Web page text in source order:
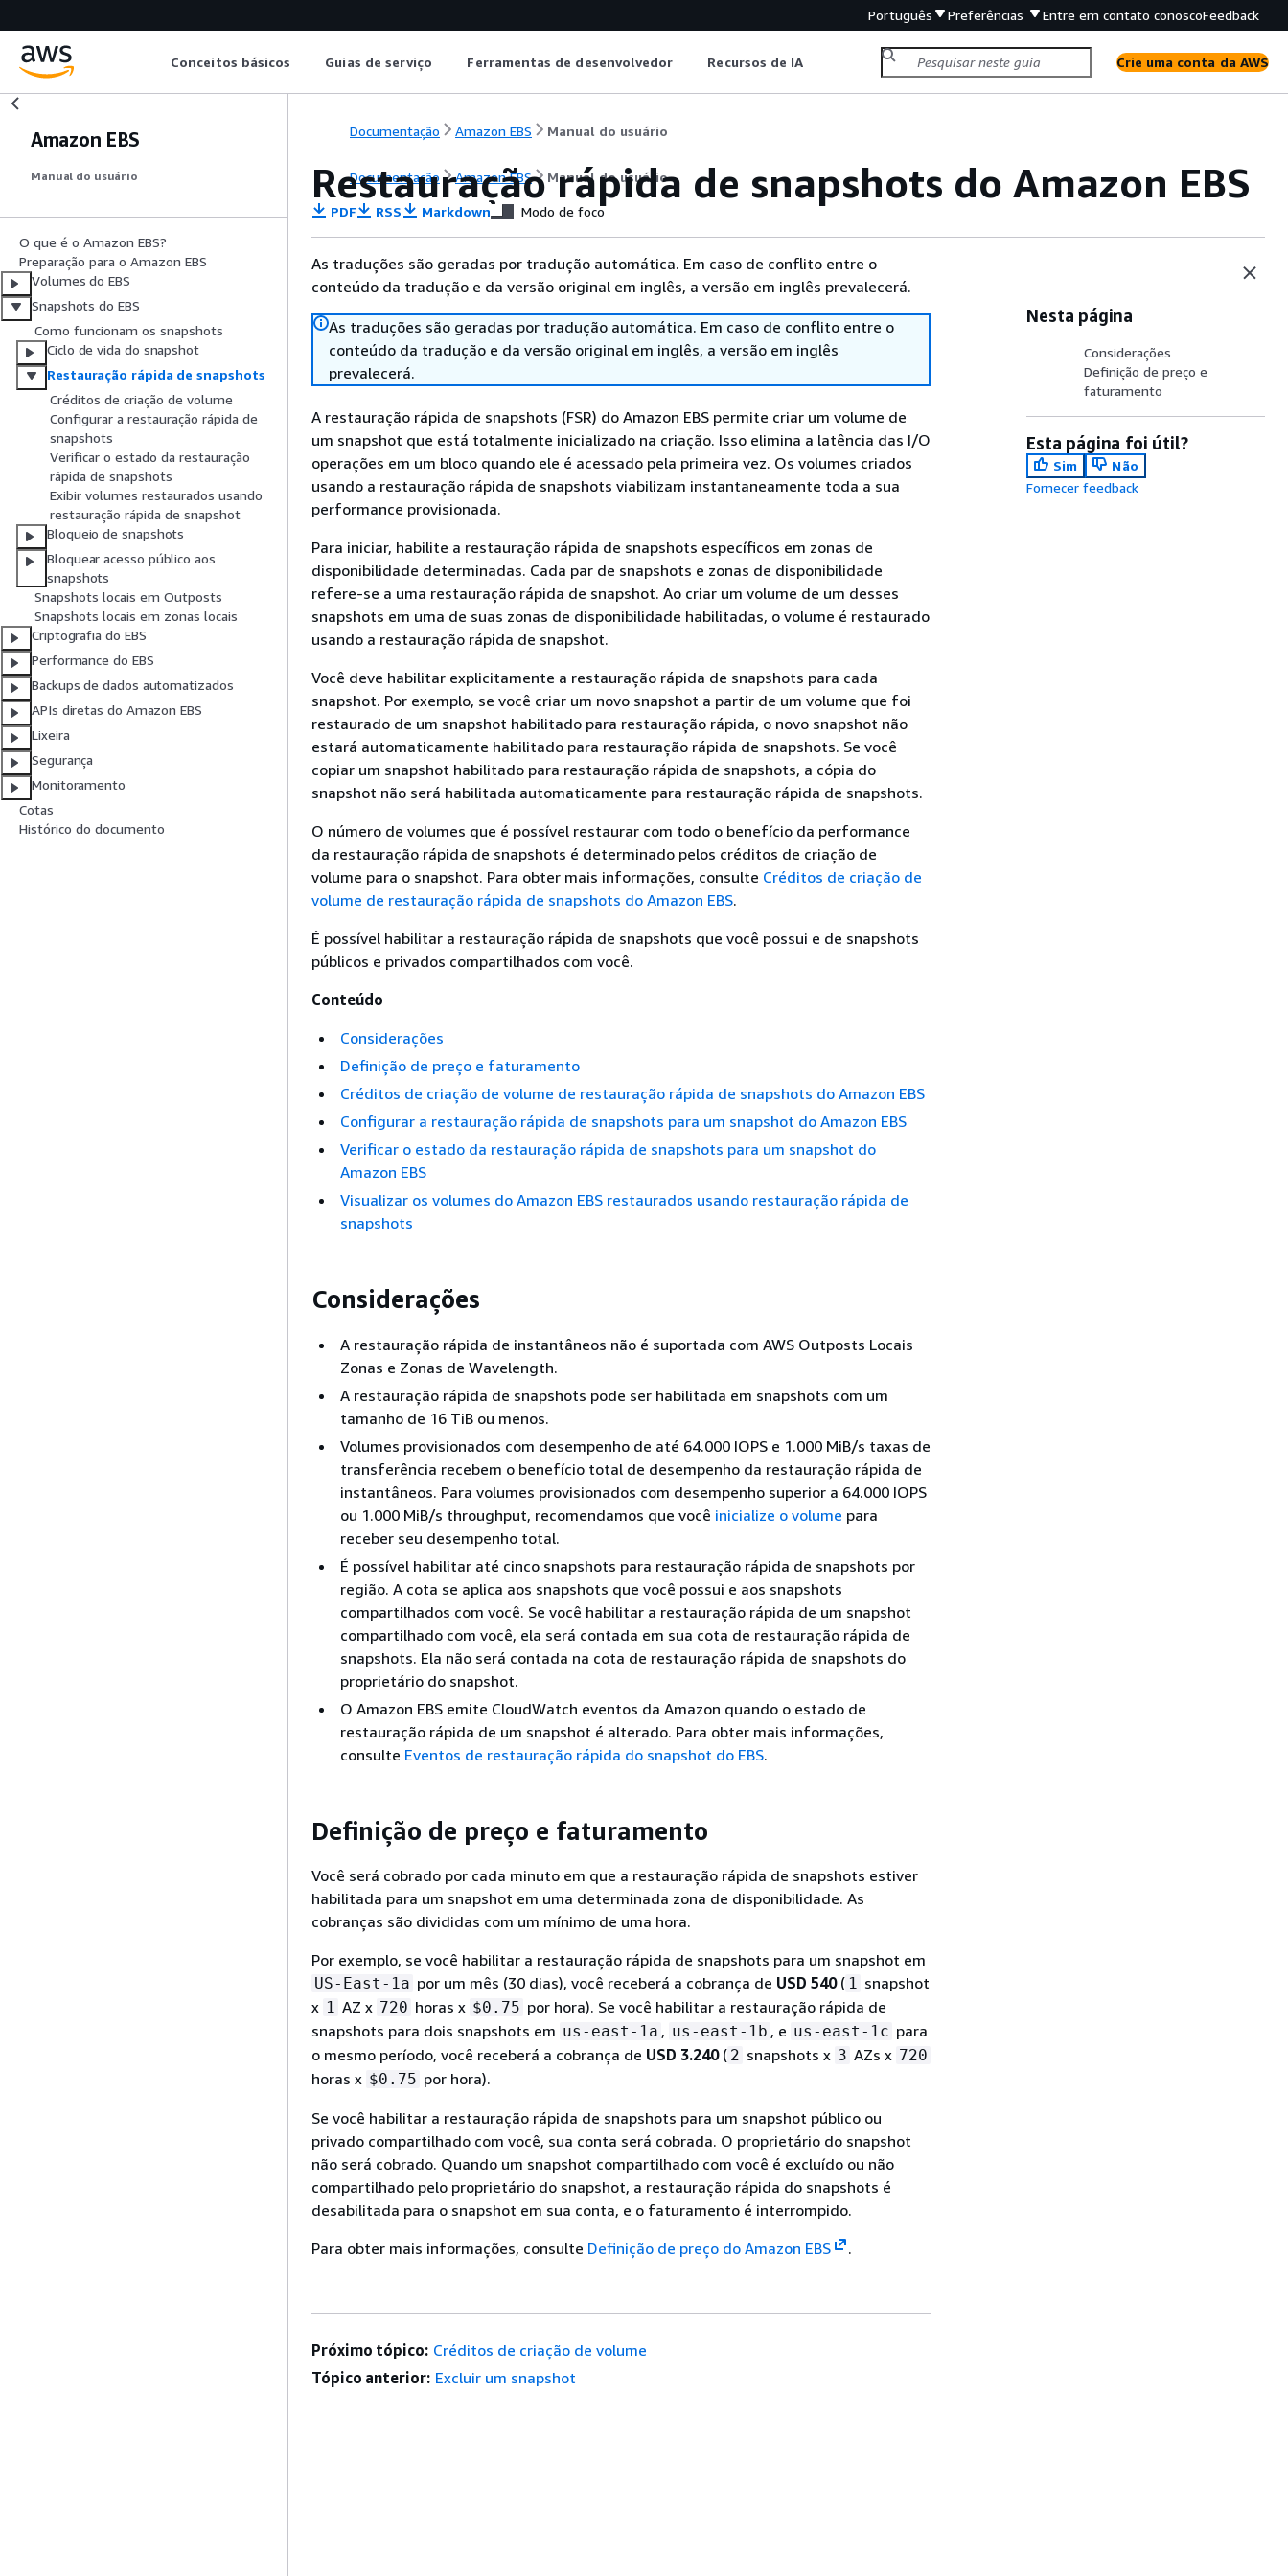
Português Preferências Entre em contato conoscoFeedback
Conceitos básicos Guias de serviço Ferramentas de desenvolvedor Recursos de IA Crie uma conta da AWS
Amazon EBS
Manual do usuário
O que é o Amazon EBS?
Preparação para o Amazon EBS
Volumes do EBS
Snapshots do EBS
Como funcionam os snapshots
Ciclo de vida do snapshot
Restauração rápida de snapshots
Créditos de criação de volume
Configurar a restauração rápida de
snapshots
Verificar o estado da restauração
rápida de snapshots
Exibir volumes restaurados usando
restauração rápida de snapshot
Bloqueio de snapshots
Bloquear acesso público aos
snapshots
Snapshots locais em Outposts
Snapshots locais em zonas locais
Criptografia do EBS
Performance do EBS
Backups de dados automatizados
APIs diretas do Amazon EBS
Lixeira
Segurança
Monitoramento
Cotas
Histórico do documento
Documentação Amazon EBS Manual do usuário
Documentação Amazon EBS Manual do usuário
Restauração rápida de snapshots do Amazon EBS
PDF RSS Markdown Modo de foco
As traduções são geradas por tradução automática. Em caso de conflito entre o
conteúdo da tradução e da versão original em inglês, a versão em inglês prevalecerá.
As traduções são geradas por tradução automática. Em caso de conflito entre o
conteúdo da tradução e da versão original em inglês, a versão em inglês
prevalecerá.
A restauração rápida de snapshots (FSR) do Amazon EBS permite criar um volume de
um snapshot que está totalmente inicializado na criação. Isso elimina a latência das I/O
operações em um bloco quando ele é acessado pela primeira vez. Os volumes criados
usando a restauração rápida de snapshots viabilizam instantaneamente toda a sua
performance provisionada.
Para iniciar, habilite a restauração rápida de snapshots específicos em zonas de
disponibilidade determinadas. Cada par de snapshots e zonas de disponibilidade
refere-se a uma restauração rápida de snapshot. Ao criar um volume de um desses
snapshots em uma de suas zonas de disponibilidade habilitadas, o volume é restaurado
usando a restauração rápida de snapshot.
Você deve habilitar explicitamente a restauração rápida de snapshots para cada
snapshot. Por exemplo, se você criar um novo snapshot a partir de um volume que foi
restaurado de um snapshot habilitado para restauração rápida, o novo snapshot não
estará automaticamente habilitado para restauração rápida de snapshots. Se você
copiar um snapshot habilitado para restauração rápida de snapshots, a cópia do
snapshot não será habilitada automaticamente para restauração rápida de snapshots.
O número de volumes que é possível restaurar com todo o benefício da performance
da restauração rápida de snapshots é determinado pelos créditos de criação de
volume para o snapshot. Para obter mais informações, consulte Créditos de criação de
volume de restauração rápida de snapshots do Amazon EBS.
É possível habilitar a restauração rápida de snapshots que você possui e de snapshots
públicos e privados compartilhados com você.
Conteúdo
Considerações
Definição de preço e faturamento
Créditos de criação de volume de restauração rápida de snapshots do Amazon EBS
Configurar a restauração rápida de snapshots para um snapshot do Amazon EBS
Verificar o estado da restauração rápida de snapshots para um snapshot do
Amazon EBS
Visualizar os volumes do Amazon EBS restaurados usando restauração rápida de
snapshots
Considerações
A restauração rápida de instantâneos não é suportada com AWS Outposts Locais
Zonas e Zonas de Wavelength.
A restauração rápida de snapshots pode ser habilitada em snapshots com um
tamanho de 16 TiB ou menos.
Volumes provisionados com desempenho de até 64.000 IOPS e 1.000 MiB/s taxas de
transferência recebem o benefício total de desempenho da restauração rápida de
instantâneos. Para volumes provisionados com desempenho superior a 64.000 IOPS
ou 1.000 MiB/s throughput, recomendamos que você inicialize o volume para
receber seu desempenho total.
É possível habilitar até cinco snapshots para restauração rápida de snapshots por
região. A cota se aplica aos snapshots que você possui e aos snapshots
compartilhados com você. Se você habilitar a restauração rápida de um snapshot
compartilhado com você, ela será contada em sua cota de restauração rápida de
snapshots. Ela não será contada na cota de restauração rápida de snapshots do
proprietário do snapshot.
O Amazon EBS emite CloudWatch eventos da Amazon quando o estado de
restauração rápida de um snapshot é alterado. Para obter mais informações,
consulte Eventos de restauração rápida do snapshot do EBS.
Definição de preço e faturamento
Você será cobrado por cada minuto em que a restauração rápida de snapshots estiver
habilitada para um snapshot em uma determinada zona de disponibilidade. As
cobranças são divididas com um mínimo de uma hora.
Por exemplo, se você habilitar a restauração rápida de snapshots para um snapshot em
US-East-1a por um mês (30 dias), você receberá a cobrança de USD 540( 1 snapshot
x 1 AZ x 720 horas x $0.75 por hora). Se você habilitar a restauração rápida de
snapshots para dois snapshots em us-east-1a , us-east-1b , e us-east-1c para
o mesmo período, você receberá a cobrança de USD 3.240( 2 snapshots x 3 AZs x 720
horas x $0.75 por hora).
Se você habilitar a restauração rápida de snapshots para um snapshot público ou
privado compartilhado com você, sua conta será cobrada. O proprietário do snapshot
não será cobrado. Quando um snapshot compartilhado com você é excluído ou não
compartilhado pelo proprietário do snapshot, a restauração rápida do snapshots é
desabilitada para o snapshot em sua conta, e o faturamento é interrompido.
Para obter mais informações, consulte Definição de preço do Amazon EBS .
Nesta página
Considerações
Definição de preço e
faturamento
Esta página foi útil?
Sim
Não
Fornecer feedback
Próximo tópico: Créditos de criação de volume
Tópico anterior: Excluir um snapshot